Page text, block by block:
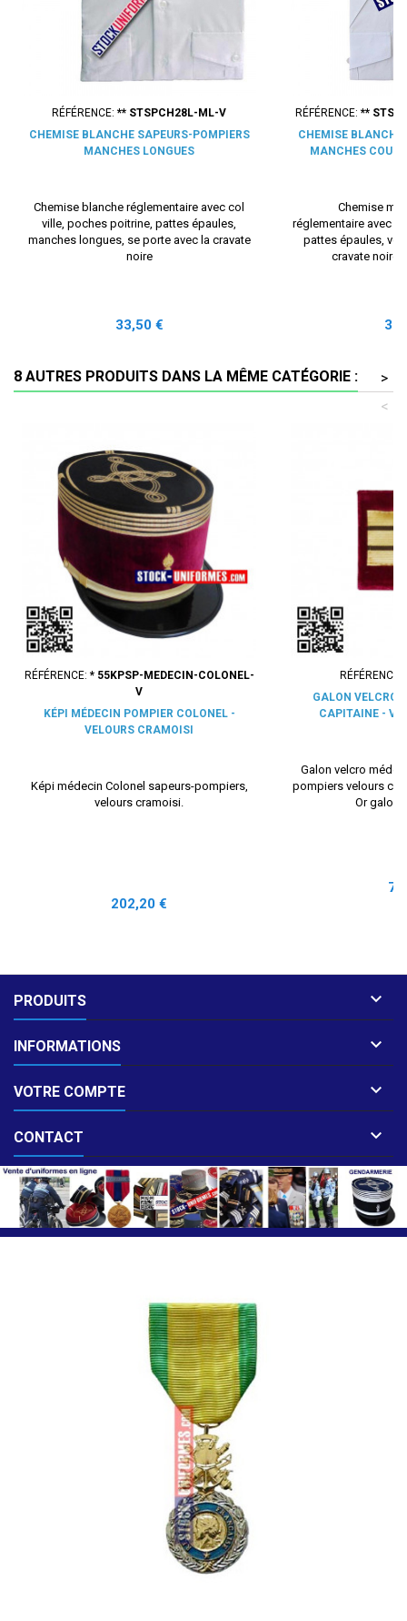
RÉFÉRENCE: ** STSPCH28L-ML-V
CHEMISE BLANCHE SAPEURS-POMPIERS
MANCHES LONGUES
Chemise blanche réglementaire avec col
ville, poches poitrine, pattes épaules,
manches longues, se porte avec la cravate
noire
Prix
33,50 €
RÉFÉRENCE: **
CHEMISE BLANCHE
MANCHES
Chemise
réglementaire avec
pattes épaules,
cravate noire
Prix
8 AUTRES PRODUITS DANS LA MÊME CATÉGORIE :
>
<
RÉFÉRENCE: * 55KPSP-MEDECIN-COLONEL-
V
KÉPI MÉDECIN POMPIER COLONEL -
VELOURS CRAMOISI
Képi médecin Colonel sapeurs-pompiers,
velours cramoisi.
Prix
202,20 €
RÉFÉRENCE:
GALON VELCRO
CAPITAINE -
Galon velcro
pompiers velours
Or galon
PRODUITS 
INFORMATIONS 
VOTRE COMPTE 
CONTACT 